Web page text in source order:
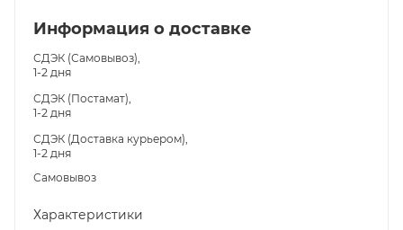
Информация о доставке
СДЭК (Самовывоз),
1-2 дня
СДЭК (Постамат),
1-2 дня
СДЭК (Доставка курьером),
1-2 дня
Самовывоз
Характеристики